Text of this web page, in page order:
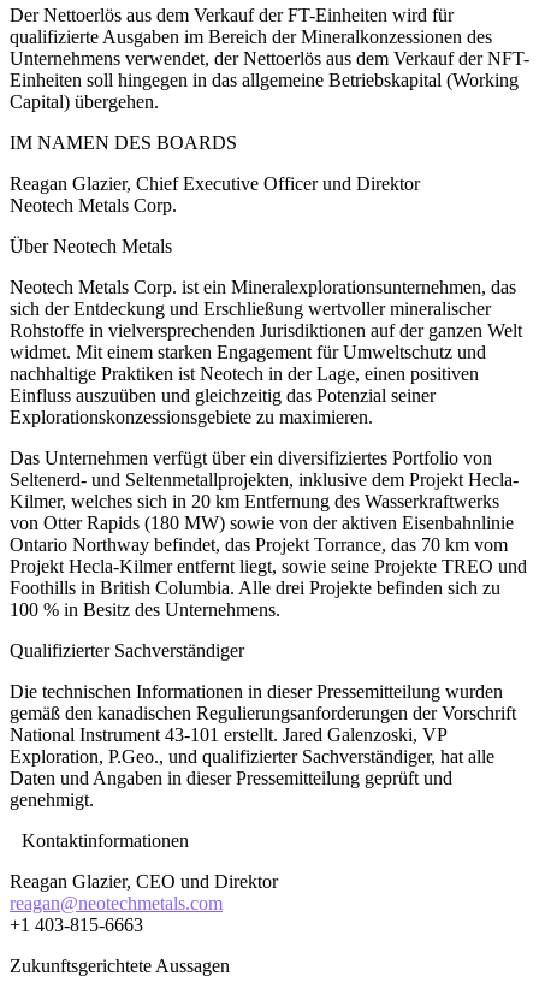
Der Nettoerlös aus dem Verkauf der FT-Einheiten wird für
qualifizierte Ausgaben im Bereich der Mineralkonzessionen des
Unternehmens verwendet, der Nettoerlös aus dem Verkauf der NFT-
Einheiten soll hingegen in das allgemeine Betriebskapital (Working
Capital) übergehen.
IM NAMEN DES BOARDS
Reagan Glazier, Chief Executive Officer und Direktor
Neotech Metals Corp.
Über Neotech Metals
Neotech Metals Corp. ist ein Mineralexplorationsunternehmen, das
sich der Entdeckung und Erschließung wertvoller mineralischer
Rohstoffe in vielversprechenden Jurisdiktionen auf der ganzen Welt
widmet. Mit einem starken Engagement für Umweltschutz und
nachhaltige Praktiken ist Neotech in der Lage, einen positiven
Einfluss auszuüben und gleichzeitig das Potenzial seiner
Explorationskonzessionsgebiete zu maximieren.
Das Unternehmen verfügt über ein diversifiziertes Portfolio von
Seltenerd- und Seltenmetallprojekten, inklusive dem Projekt Hecla-
Kilmer, welches sich in 20 km Entfernung des Wasserkraftwerks
von Otter Rapids (180 MW) sowie von der aktiven Eisenbahnlinie
Ontario Northway befindet, das Projekt Torrance, das 70 km vom
Projekt Hecla-Kilmer entfernt liegt, sowie seine Projekte TREO und
Foothills in British Columbia. Alle drei Projekte befinden sich zu
100 % in Besitz des Unternehmens.
Qualifizierter Sachverständiger
Die technischen Informationen in dieser Pressemitteilung wurden
gemäß den kanadischen Regulierungsanforderungen der Vorschrift
National Instrument 43-101 erstellt. Jared Galenzoski, VP
Exploration, P.Geo., und qualifizierter Sachverständiger, hat alle
Daten und Angaben in dieser Pressemitteilung geprüft und
genehmigt.
Kontaktinformationen
Reagan Glazier, CEO und Direktor
reagan@neotechmetals.com
+1 403-815-6663
Zukunftsgerichtete Aussagen